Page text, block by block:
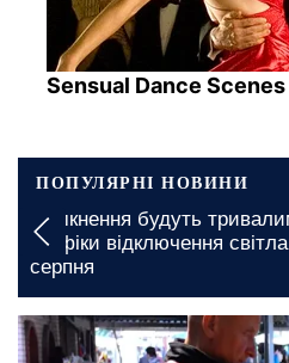
Sensual Dance
ПОПУЛЯРНІ НОВИНИ
Вимкнення будуть
графіки відключення
серпня
сьогодні, 14:00